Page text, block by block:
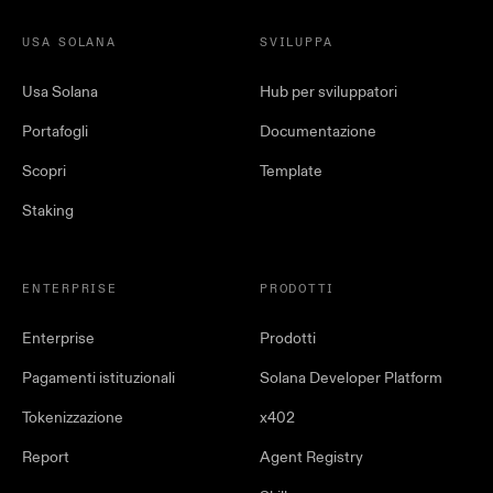
USA SOLANA
Usa Solana
Portafogli
Scopri
Staking
SVILUPPA
Hub per sviluppatori
Documentazione
Template
ENTERPRISE
Enterprise
Pagamenti istituzionali
Tokenizzazione
Report
PRODOTTI
Prodotti
Solana Developer Platform
x402
Agent Registry